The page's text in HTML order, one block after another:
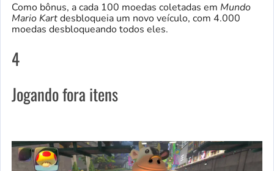
Como bônus, a cada 100 moedas coletadas em Mundo
Mario Kartdesbloqueia um novo veículo, com 4.000
moedas desbloqueando todos eles.
4
Jogando fora itens